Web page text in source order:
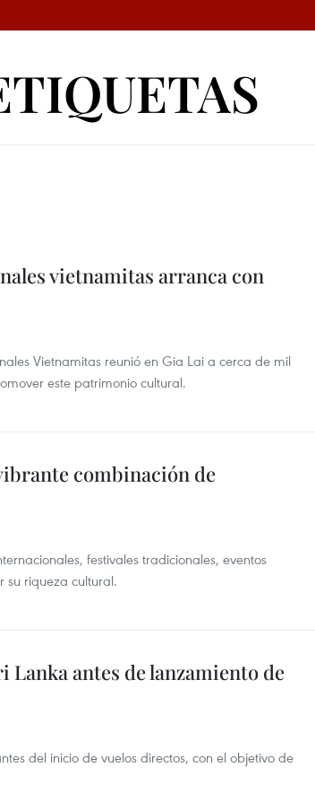
vietnamitas arranca con
Vietnamitas reunió en Gia Lai a cerca de mil
este patrimonio cultural.
combinación de
festivales tradicionales, eventos
su riqueza cultural.
antes de lanzamiento de
del inicio de vuelos directos, con el objetivo de